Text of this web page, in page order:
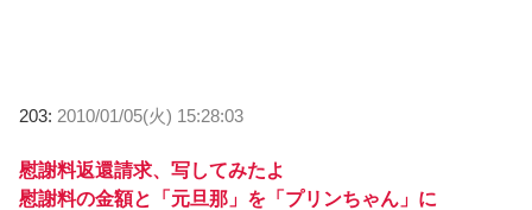
203: 2010/01/05(火) 15:28:03
慰謝料返還請求、写してみたよ
慰謝料の金額と「元旦那」を「プリンちゃん」に